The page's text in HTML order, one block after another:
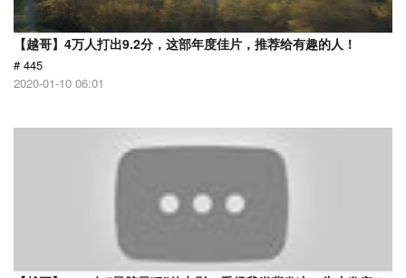
【越哥】4万人打出9.2分，这部年度佳片，推荐给有趣的人！
# 445
2020-01-10 06:01